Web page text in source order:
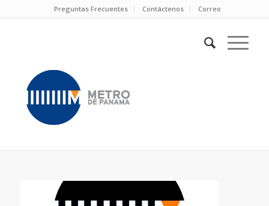
Preguntas Frecuentes Contáctenos Correo